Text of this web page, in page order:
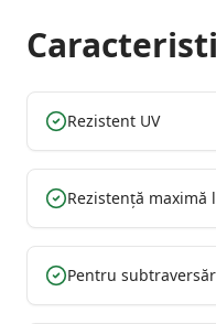
Rezistent UV
Rezistență maximă
Pentru